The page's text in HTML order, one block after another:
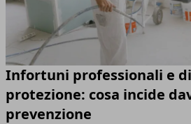
Infortuni professionali e
protezione: cosa incide
prevenzione